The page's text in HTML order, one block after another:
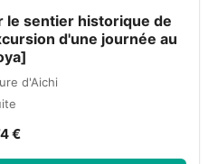
le sentier historique de
d'une journée au
d'Aichi
€